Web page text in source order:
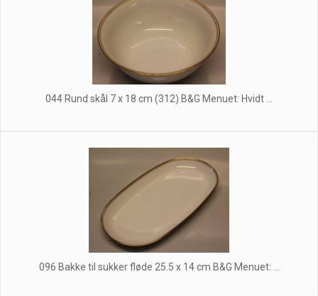
044 Rund skål 7 x 18 cm (312) B&G Menuet: Hvidt ...
096 Bakke til sukker fløde 25.5 x 14 cm B&G Menuet: ...